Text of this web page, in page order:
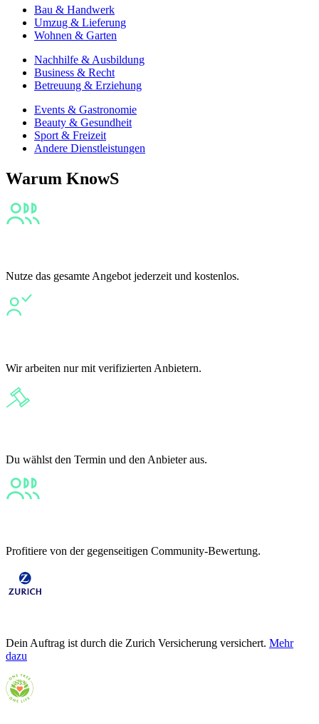
Bau & Handwerk
Umzug & Lieferung
Wohnen & Garten
Nachhilfe & Ausbildung
Business & Recht
Betreuung & Erziehung
Events & Gastronomie
Beauty & Gesundheit
Sport & Freizeit
Andere Dienstleistungen
Warum KnowS
Nutze das gesamte Angebot jederzeit und kostenlos.
Wir arbeiten nur mit verifizierten Anbietern.
Du wählst den Termin und den Anbieter aus.
Profitiere von der gegenseitigen Community-Bewertung.
Dein Auftrag ist durch die Zurich Versicherung versichert. Mehr
dazu